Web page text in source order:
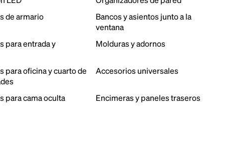
de armario
Bancos y asientos junto a la
ventana
para entrada y
Molduras y adornos
para oficina y cuarto de
Accesorios universales
para cama oculta
Encimeras y paneles traseros